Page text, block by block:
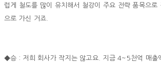
럽게 철도를 많이 유치해서 철강이 주요 전략 품목으로
으로 가신 거죠.
◆승 : 저희 회사가 작지는 않고요. 지금 4~5천억 매출